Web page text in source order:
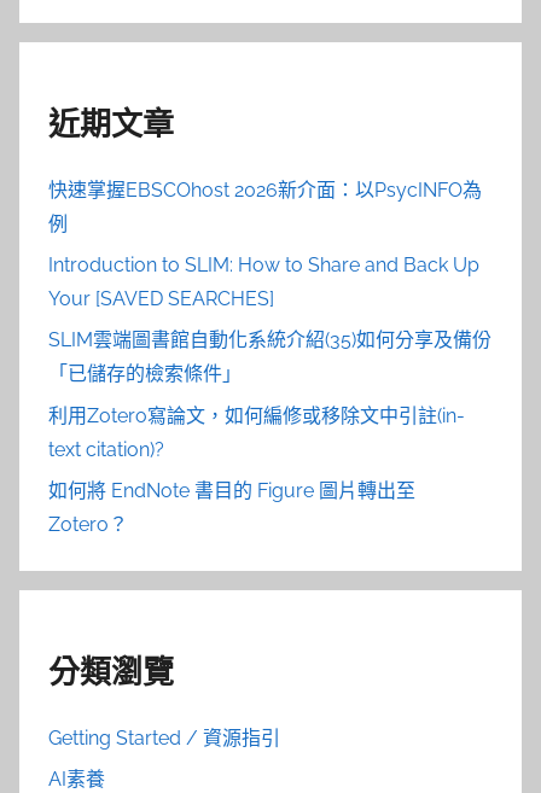
近期文章
快速掌握EBSCOhost 2026新介面：以PsycINFO為
例
Introduction to SLIM: How to Share and Back Up
Your [SAVED SEARCHES]
SLIM雲端圖書館自動化系統介紹(35)如何分享及備份
「已儲存的檢索條件」
利用Zotero寫論文，如何編修或移除文中引註(in-
text citation)?
如何將 EndNote 書目的 Figure 圖片轉出至
Zotero？
分類瀏覽
Getting Started / 資源指引
AI素養